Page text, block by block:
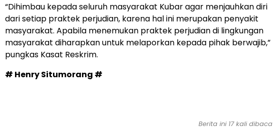
“Dihimbau kepada seluruh masyarakat Kubar agar menjauhkan diri
dari setiap praktek perjudian, karena hal ini merupakan penyakit
masyarakat. Apabila menemukan praktek perjudian di lingkungan
masyarakat diharapkan untuk melaporkan kepada pihak berwajib,”
pungkas Kasat Reskrim.
# Henry Situmorang #
Berita ini 17 kali dibaca